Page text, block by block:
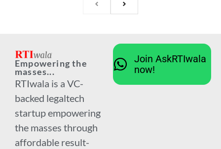
Empowering the
masses...
RTIwala is a VC-
backed legaltech
startup empowering
the masses through
affordable result-
Join AskRTIwala
now!